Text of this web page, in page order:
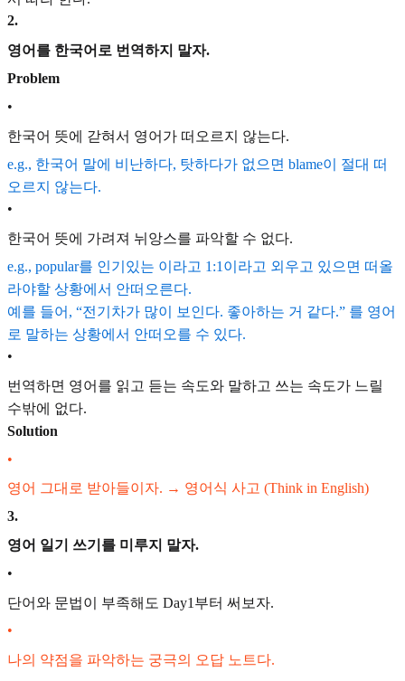
2.
영어를 한국어로 번역하지 말자.
Problem
•
한국어 뜻에 갇혀서 영어가 떠오르지 않는다.
e.g., 한국어 말에 비난하다, 탓하다가 없으면 blame이 절대 떠
오르지 않는다.
•
한국어 뜻에 가려져 뉘앙스를 파악할 수 없다.
e.g., popular를 인기있는 이라고 1:1이라고 외우고 있으면 떠올
라야할 상황에서 안떠오른다.
예를 들어, “전기차가 많이 보인다. 좋아하는 거 같다.” 를 영어
로 말하는 상황에서 안떠오를 수 있다.
•
번역하면 영어를 읽고 듣는 속도와 말하고 쓰는 속도가 느릴
수밖에 없다.
Solution
•
영어 그대로 받아들이자. → 영어식 사고 (Think in English)
3.
영어 일기 쓰기를 미루지 말자.
•
단어와 문법이 부족해도 Day1부터 써보자.
•
나의 약점을 파악하는 궁극의 오답 노트다.